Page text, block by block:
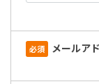
必須 メールア